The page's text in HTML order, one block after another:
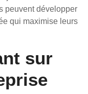
peuvent développer
qui maximise leurs
sur